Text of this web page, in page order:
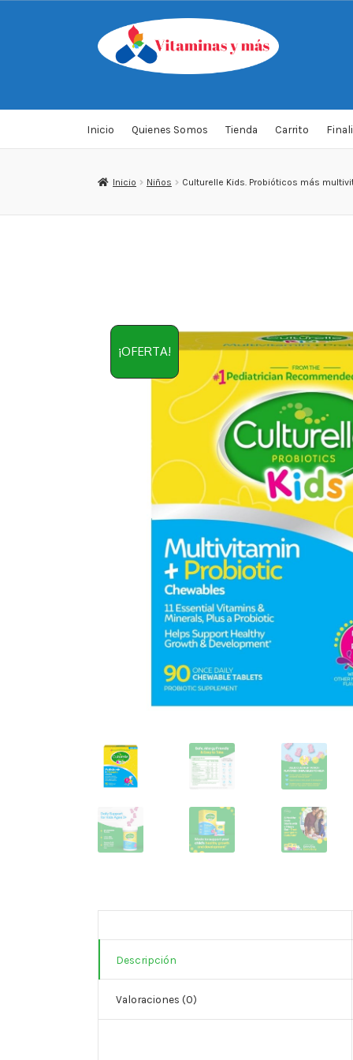
Saltar
a
navegación
al
contenido
Inicio Quienes Somos Tienda Carrito
Inicio Niños Culturelle Kids. Probióticos más
¡OFERTA!
Descripción
Valoraciones (0)